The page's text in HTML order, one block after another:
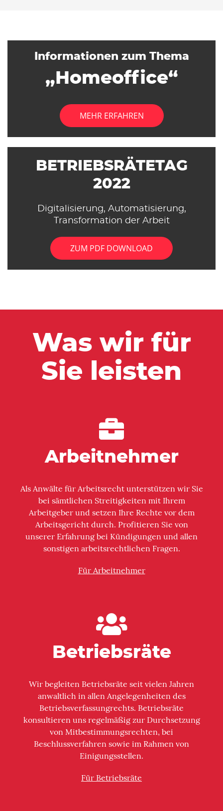
Informationen zum Thema
„Homeoffice“
MEHR ERFAHREN
BETRIEBSRÄTETAG
2022
Digitalisierung, Automatisierung,
Transformation der Arbeit
ZUM PDF DOWNLOAD
Was wir für
Sie leisten
Arbeitnehmer
Als Anwälte für Arbeitsrecht unterstützen wir Sie
bei sämtlichen Streitigkeiten mit Ihrem
Arbeitgeber und setzen Ihre Rechte vor dem
Arbeitsgericht durch. Profitieren Sie von
unserer Erfahrung bei Kündigungen und allen
sonstigen arbeitsrechtlichen Fragen.
Für Arbeitnehmer
Betriebsräte
Wir begleiten Betriebsräte seit vielen Jahren
anwaltlich in allen Angelegenheiten des
Betriebs­verfassungrechts. Betriebsräte
konsultieren uns regelmäßig zur Durchsetzung
von Mitbestimmungs­rechten, bei
Beschlussverfahren sowie im Rahmen von
Einigungsstellen.
Für Betriebsräte